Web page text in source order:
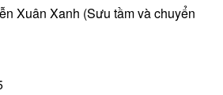
Xuân Xanh (Sưu tầm và chuyển